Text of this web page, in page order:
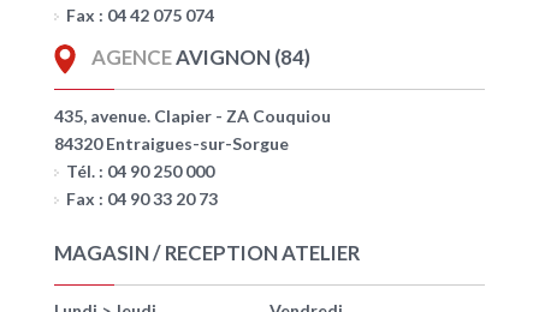
Fax : 04 42 075 074
AGENCEAVIGNON (84)
435, avenue. Clapier - ZA Couquiou
84320 Entraigues-sur-Sorgue
Tél. : 04 90 250 000
Fax : 04 90 33 20 73
MAGASIN / RECEPTION ATELIER